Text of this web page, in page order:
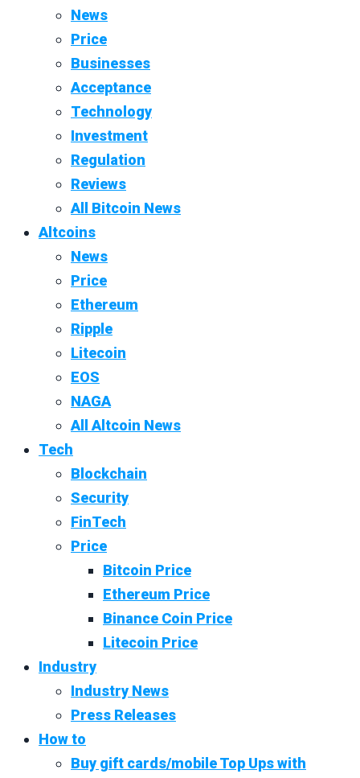
News
Price
Businesses
Acceptance
Technology
Investment
Regulation
Reviews
All Bitcoin News
Altcoins
News
Price
Ethereum
Ripple
Litecoin
EOS
NAGA
All Altcoin News
Tech
Blockchain
Security
FinTech
Price
Bitcoin Price
Ethereum Price
Binance Coin Price
Litecoin Price
Industry
Industry News
Press Releases
How to
Buy gift cards/mobile Top Ups with